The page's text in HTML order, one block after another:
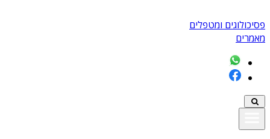
פסיכולוגים ומטפלים
מאמרים